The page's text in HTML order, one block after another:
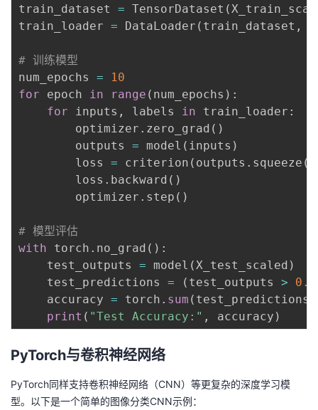
train_dataset = TensorDataset (
train_loader = DataLoader ( train_dataset ,
# 训练模型
num_epochs =
10
for epoch in range ( num_epochs ) :
for inputs , labels in train_loader :
        optimizer
. zero_grad ( )
        outputs
= model ( inputs )
        loss
= criterion ( outputs . squeeze (
        loss
. backward ( )
        optimizer
. step ( )
# 模型评估
with torch . no_grad ( ) :
    test_outputs
= model (X_test_scaled )
    test_predictions
= ( test_outputs > 0.5
    accuracy
= torch . sum ( test_predictions
print ( "Test Accuracy:" , accuracy )
PyTorch与卷积神经网络
PyTorch同样支持卷积神经网络（CNN）等更复杂的深度学习模
型。以下是一个简单的图像分类CNN示例：